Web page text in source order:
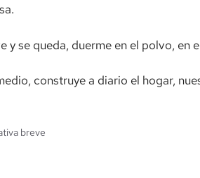
y se queda, duerme en el polvo, en
construye a diario el hogar,
breve